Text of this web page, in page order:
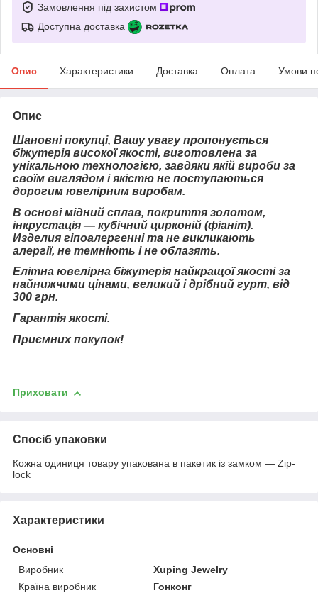
Замовлення під захистом
Доступна доставка
Опис Характеристики Доставка Оплата Умови
Опис
Шановні покупці, Вашу увагу пропонується
біжутерія високої якості, виготовлена за
унікальною технологією, завдяки якій вироби за
своїм виглядом і якістю не поступаються
дорогим ювелірним виробам.
В основі мідний сплав, покриття золотом,
інкрустація — кубічний цирконій (фіаніт).
Изделия гіпоалергенні та не викликають
алергії, не темніють і не облазять.
Елітна ювелірна біжутерія найкращої якості за
найнижчими цінами, великий і дрібний гурт, від
300 грн.
Гарантія якості.
Приємних покупок!
Приховати
Спосіб упаковки
Кожна одиниця товару упакована в пакетик із замком — Zip-
lock
Характеристики
Основні
Виробник
Xuping Jewelry
Країна виробник
Гонконг